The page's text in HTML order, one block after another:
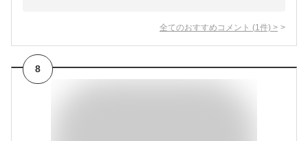
全てのおすすめコメント (1 件) >
8